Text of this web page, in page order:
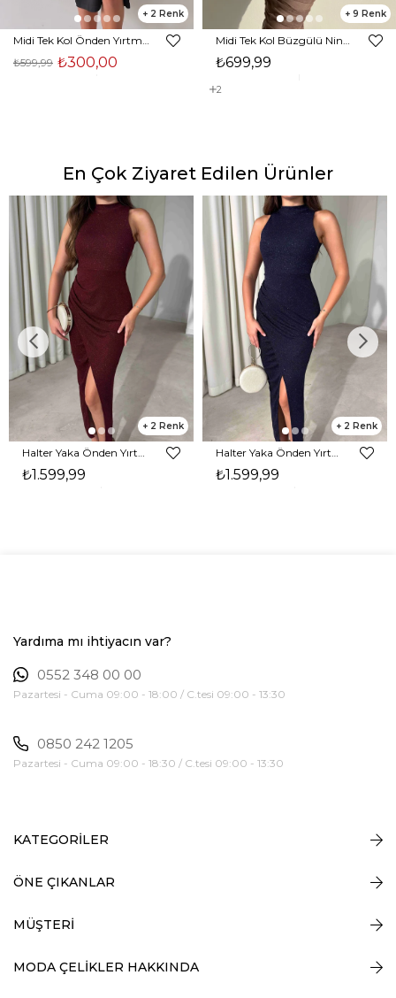
2
₺300,00
₺599,99
9
₺699,99
2
En Çok Ziyaret Edilen Ürünler
2
₺1.599,99
2
₺1.599,99
Yardıma mı ihtiyacın var?
0552 348 00 00
Pazartesi - Cuma 09:00 - 18:00 / C.tesi 09:00 - 13:30
0850 242 1205
Pazartesi - Cuma 09:00 - 18:30 / C.tesi 09:00 - 13:30
KATEGORİLER
ÖNE ÇIKANLAR
MÜŞTERİ
MODA ÇELİKLER HAKKINDA